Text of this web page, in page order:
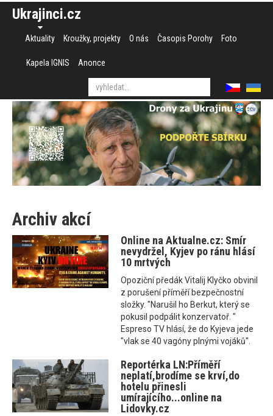
Ukrajinci.cz
Aktuality Kroužky, projekty O nás Časopis Porohy Foto
Kapela IGNIS Anonce
Archiv akcí
Online na Aktualne.cz: Smír
nevydržel, Kyjev po ránu hlásí
10 mrtvých
Opoziční předák Vitalij Klyčko obvinil
z porušení příměří bezpečnostní
složky. "Narušil ho Berkut, který se
pokusil podpálit konzervatoř. "
Espreso TV hlásí, že do Kyjeva jede
"vlak se 40 vagóny plnými vojáků".
Reportérka LN:Příměří
neplatí,brodíme se krví,do
hotelu přinesli
umírajícího...online na
Lidovky.cz